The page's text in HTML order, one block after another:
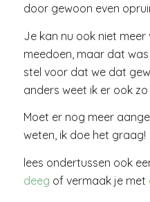
door gewoon even
Je kan nu ook niet
meedoen, maar dat
stel voor dat we dat
anders weet ik er ook zo
Moet er nog meer
weten, ik doe het graag!
lees ondertussen ook
deeg of vermaak je met